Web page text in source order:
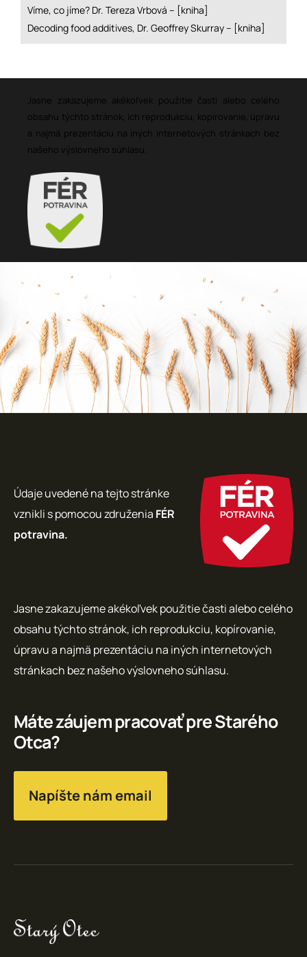
Víme, co jíme? Dr. Tereza Vrbová – [kniha]
Decoding food additives, Dr. Geoffrey Skurray – [kniha]
Jasne zakazujeme akékoľvek použitie časti alebo celého
obsahu týchto stránok, ich reprodukciu, kopírovanie, úpravu
a najmä prezentáciu na iných internetových stránkach bez
našeho výslovneho súhlasu.
Údaje uvedené na tejto stránke
vznikli s pomocou združenia FÉR
potravina.
Jasne zakazujeme akékoľvek použitie časti alebo celého
obsahu týchto stránok, ich reprodukciu, kopírovanie,
úpravu a najmä prezentáciu na iných internetových
stránkach bez našeho výslovneho súhlasu.
Máte záujem pracovať pre Starého
Otca?
Napíšte nám email